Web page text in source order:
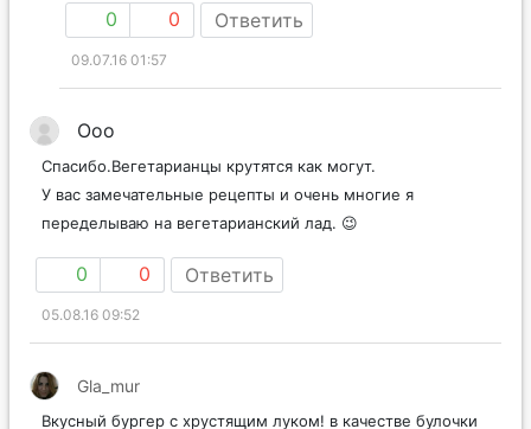
0 0 Ответить
09.07.16 01:57
Ooo
Спасибо.Вегетарианцы крутятся как могут.
У вас замечательные рецепты и очень многие я
переделываю на вегетарианский лад. 😉
0 0 Ответить
05.08.16 09:52
Gla_mur
Вкусный бургер с хрустящим луком! в качестве булочки